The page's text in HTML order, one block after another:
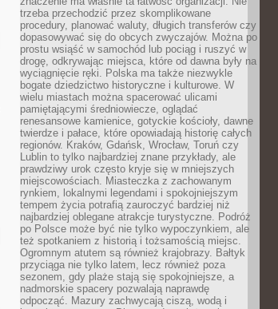
trzeba przechodzić przez skomplikowane
procedury, planować waluty, długich transferów czy
dopasowywać się do obcych zwyczajów. Można po
prostu wsiąść w samochód lub pociąg i ruszyć w
drogę, odkrywając miejsca, które od dawna były na
wyciągnięcie ręki. Polska ma także niezwykle
bogate dziedzictwo historyczne i kulturowe. W
wielu miastach można spacerować ulicami
pamiętającymi średniowiecze, oglądać
renesansowe kamienice, gotyckie kościoły, dawne
twierdze i pałace, które opowiadają historię całych
regionów. Kraków, Gdańsk, Wrocław, Toruń czy
Lublin to tylko najbardziej znane przykłady, ale
prawdziwy urok często kryje się w mniejszych
miejscowościach. Miasteczka z zachowanym
rynkiem, lokalnymi legendami i spokojniejszym
tempem życia potrafią zauroczyć bardziej niż
najbardziej oblegane atrakcje turystyczne. Podróż
po Polsce może być nie tylko wypoczynkiem, ale
też spotkaniem z historią i tożsamością miejsc.
Ogromnym atutem są również krajobrazy. Bałtyk
przyciąga nie tylko latem, lecz również poza
sezonem, gdy plaże stają się spokojniejsze, a
nadmorskie spacery pozwalają naprawdę
odpocząć. Mazury zachwycają ciszą, wodą i